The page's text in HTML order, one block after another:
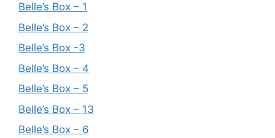
Belle’s Box – 1
Belle’s Box – 2
Belle’s Box -3
Belle’s Box – 4
Belle’s Box – 5
Belle’s Box – 13
Belle’s Box – 6